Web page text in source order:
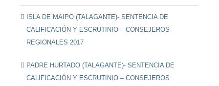
ISLA DE MAIPO (TALAGANTE)- SENTENCIA DE
CALIFICACIÓN Y ESCRUTINIO – CONSEJEROS
REGIONALES 2017
PADRE HURTADO (TALAGANTE)- SENTENCIA DE
CALIFICACIÓN Y ESCRUTINIO – CONSEJEROS